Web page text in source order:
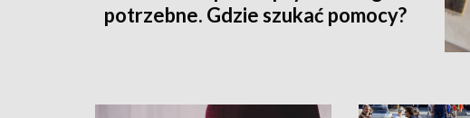
potrzebne. Gdzie szukać pomocy?